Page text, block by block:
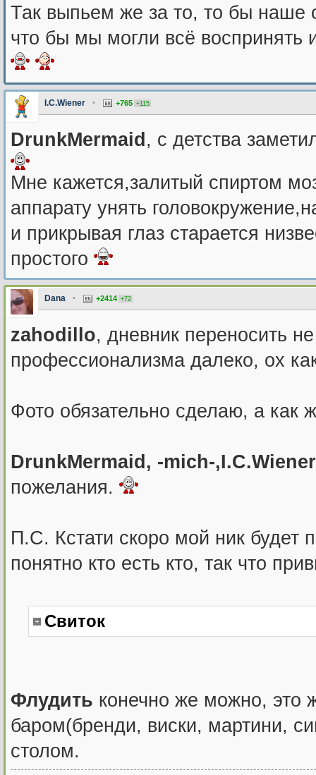
Так выпьем же за то, то бы наше
что бы мы могли всё
I.C.Wiener • +765 +115
DrunkMermaid , с детства
Мне кажется,залитый спиртом
аппарату унять
и прикрывая глаз старается
простого
Dana • +2414 +72
zahodillo, дневник переносить
профессионализма далеко, ох
Фото обязательно сделаю, а как
DrunkMermaid, -mich-
пожелания.
П.С. Кстати скоро мой ник будет
понятно кто есть кто, так что
Свиток
Флудить конечно же можно, это
баром(бренди, виски, мартини,
столом.